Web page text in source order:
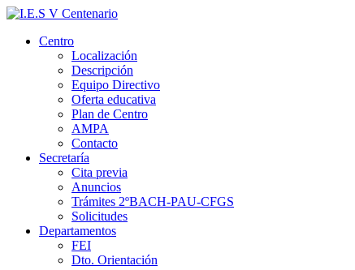
Centro
Localización
Descripción
Equipo Directivo
Oferta educativa
Plan de Centro
AMPA
Contacto
Secretaría
Cita previa
Anuncios
Trámites 2ºBACH-PAU-CFGS
Solicitudes
Departamentos
FEI
Dto. Orientación